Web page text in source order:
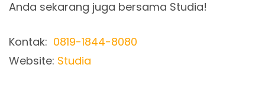
Anda sekarang juga bersama Studia!
Kontak: 0819-1844-8080
Website: Studia